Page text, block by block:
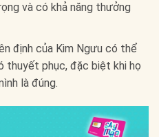
và có khả năng thưởng
định của Kim Ngưu có thể
thuyết phục, đặc biệt khi họ
là đúng.